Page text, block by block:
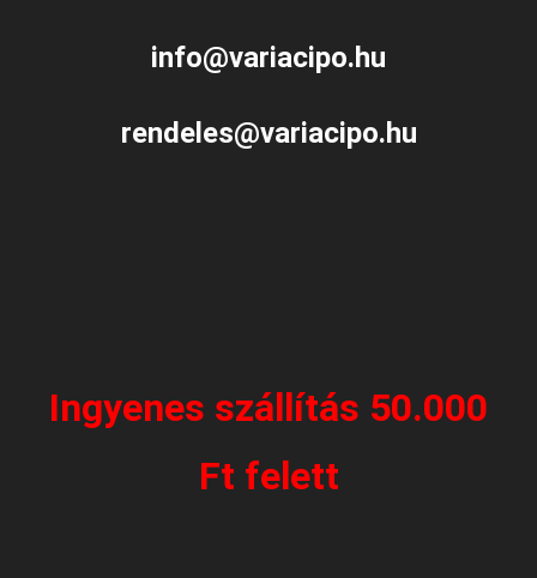
info@variacipo.hu
rendeles@variacipo.hu
Ingyenes szállítás 50.000
Ft felett